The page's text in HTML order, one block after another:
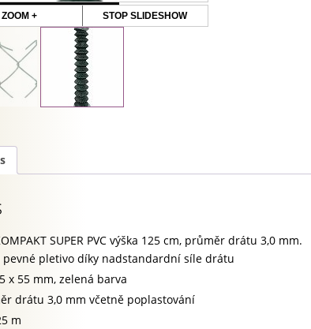
ZOOM + STOP SLIDESHOW
SUPER PVC výška 125 cm, průměr drátu 3,0 mm.
pevné pletivo díky nadstandardní síle drátu
x 55 mm, zelená barva
drátu 3,0 mm včetně poplastování
m